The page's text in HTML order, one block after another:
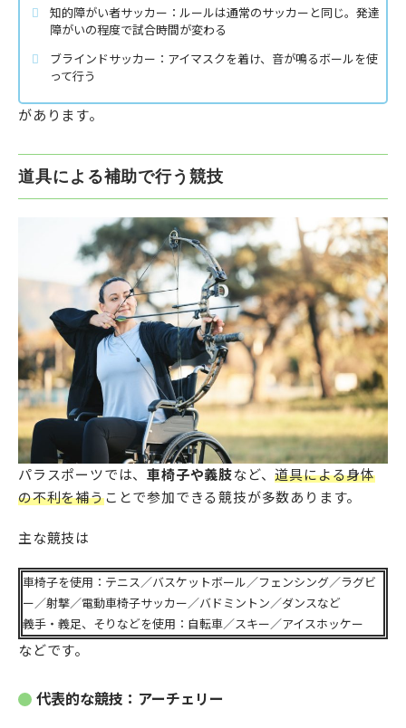
知的障がい者サッカー：ルールは通常のサッカーと同じ。発達
障がいの程度で試合時間が変わる
ブラインドサッカー：アイマスクを着け、音が鳴るボールを使
って行う
があります。
道具による補助で行う競技
パラスポーツでは、車椅子や義肢など、道具による身体
の不利を補うことで参加できる競技が多数あります。
主な競技は
車椅子を使用：テニス／バスケットボール／フェンシング／ラグビ
ー／射撃／電動車椅子サッカー／バドミントン／ダンスなど
義手・義足、そりなどを使用：自転車／スキー／アイスホッケー
などです。
代表的な競技：アーチェリー